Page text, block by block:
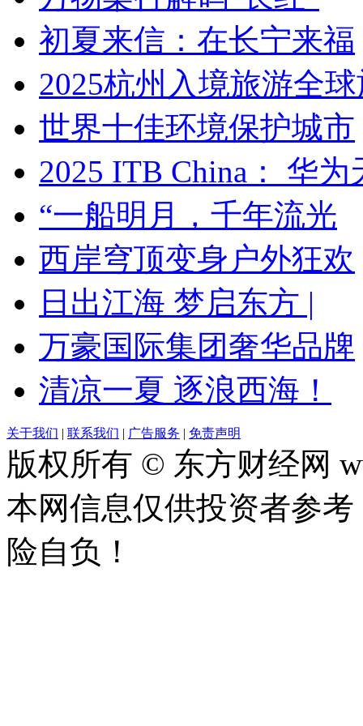
初夏来信：在长宁来福
2025杭州入境旅游全
世界十佳环境保护城市
2025 ITB China： 华为
“一船明月，千年流光
西岸穹顶变身户外狂欢
日出江海 梦启东方 |
万豪国际集团奢华品牌
清凉一夏 逐浪西海！
关于我们 | 联系我们 | 广告服务 | 免责声明
版权所有 © 东方财经网
本网信息仅供投资者参
险自负！